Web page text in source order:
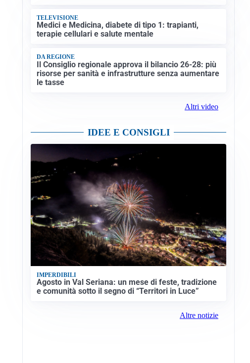
TELEVISIONE
Medici e Medicina, diabete di tipo 1: trapianti,
terapie cellulari e salute mentale
DA REGIONE
Il Consiglio regionale approva il bilancio 26-28: più
risorse per sanità e infrastrutture senza aumentare
le tasse
Altri video
IDEE E CONSIGLI
IMPERDIBILI
Agosto in Val Seriana: un mese di feste, tradizione
e comunità sotto il segno di “Territori in Luce”
Altre notizie